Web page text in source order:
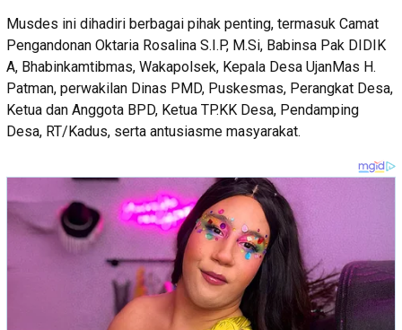
Musdes ini dihadiri berbagai pihak penting, termasuk Camat
Pengandonan Oktaria Rosalina S.I.P, M.Si, Babinsa Pak DIDIK
A, Bhabinkamtibmas, Wakapolsek, Kepala Desa UjanMas H.
Patman, perwakilan Dinas PMD, Puskesmas, Perangkat Desa,
Ketua dan Anggota BPD, Ketua TP.KK Desa, Pendamping
Desa, RT/Kadus, serta antusiasme masyarakat.